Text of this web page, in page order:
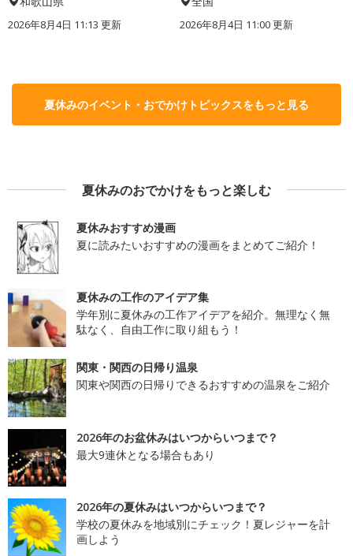
2026年8月4日 11:13 更新 2026年8月4日 11:00更新
夏休みのイベント・おでかけトピックスをもっと見る
夏休みのおでかけをもっと楽しむ
夏休みおすすめ漫画
夏に読みたいおすすめの漫画をまとめてご紹介！
夏休みの工作のアイデア集
学年別に夏休みの工作アイデアを紹介。無理なく無
駄なく、自由工作に取り組もう！
関東・関西の日帰り温泉
関東や関西の日帰りできるおすすめの温泉をご紹介
2026年のお盆休みはいつからいつまで？
最大9連休となる場合もあり
2026年の夏休みはいつからいつまで？
学校の夏休みを地域別にチェック！夏レジャーを計
画しよう